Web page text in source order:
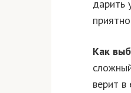
дарить
Как
верит